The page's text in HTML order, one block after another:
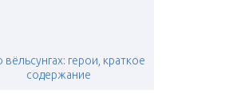
вёльсунгах: герои, краткое
содержание